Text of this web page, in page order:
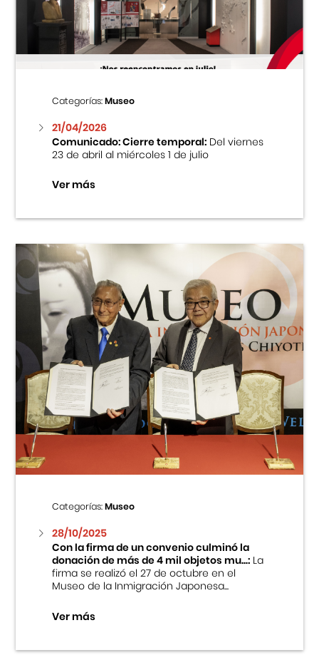
Centro Cultural Peruano Japonés
Museo de la Inmigración Japonesa
Fondo Editorial
Teatro Peruano Japonés
Categorías:Museo
21/04/2026
Comunicado: Cierre temporal:Del viernes
23 de abril al miércoles 1 de julio
Ver más
Categorías:Museo
28/10/2025
Con la firma de un convenio culminó la
donación de más de 4 mil objetos mu...:La
firma se realizó el 27 de octubre en el
Museo de la Inmigración Japonesa...
Ver más